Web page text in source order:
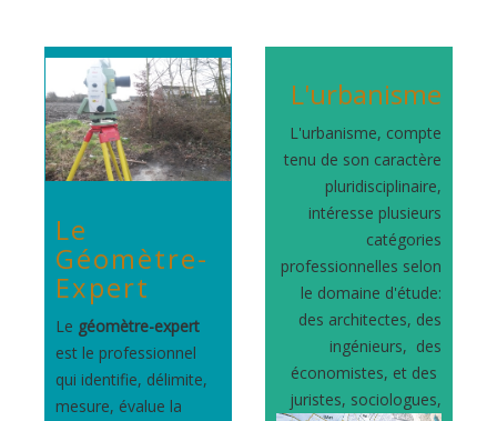
Le
Géomètre-
Expert
Le géomètre-expert
est le professionnel
qui identifie, délimite,
mesure, évalue la
L'urbanisme
L'urbanisme, compte
tenu de son caractère
pluridisciplinaire,
intéresse plusieurs
catégories
professionnelles selon
le domaine d'étude:
des architectes, des
ingénieurs, des
économistes, et des
juristes, sociologues,